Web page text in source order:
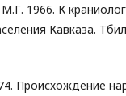
1966. К
Кавказа.
Происхождение